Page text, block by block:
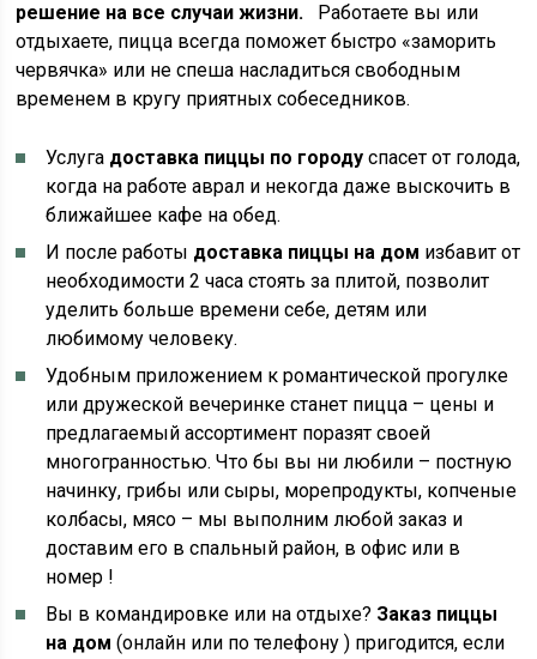
решение на все случаи жизни. Работаете вы или
отдыхаете, пицца всегда поможет быстро «заморить
червячка» или не спеша насладиться свободным
временем в кругу приятных собеседников.
Услуга доставка пиццы по городу спасет от голода,
когда на работе аврал и некогда даже выскочить в
ближайшее кафе на обед.
И после работы доставка пиццы на дом избавит от
необходимости 2 часа стоять за плитой, позволит
уделить больше времени себе, детям или
любимому человеку.
Удобным приложением к романтической прогулке
или дружеской вечеринке станет пицца – цены и
предлагаемый ассортимент поразят своей
многогранностью. Что бы вы ни любили – постную
начинку, грибы или сыры, морепродукты, копченые
колбасы, мясо – мы выполним любой заказ и
доставим его в спальный район, в офис или в
номер !
Вы в командировке или на отдыхе? Заказ пиццы
на дом (онлайн или по телефону ) пригодится, если